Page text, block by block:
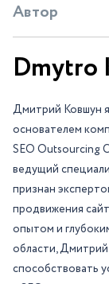
Автор
Dmytro
Дмитрий Ковшун
основателем
SEO Outsourcing
ведущий
признан
продвижения
опытом и
области,
способствовать